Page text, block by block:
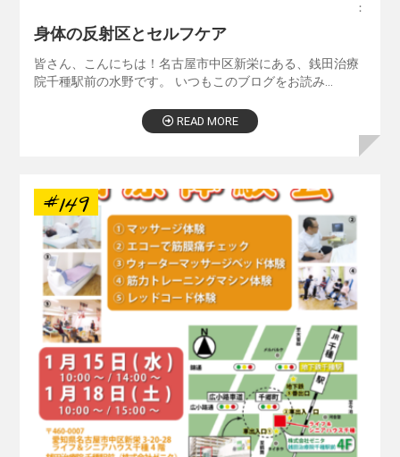
：
身体の反射区とセルフケア
皆さん、こんにちは！名古屋市中区新栄にある、銭田治療
院千種駅前の水野です。 いつもこのブログをお読み…
READ MORE
#149